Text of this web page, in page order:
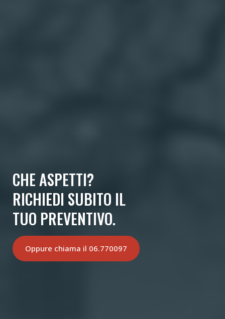
CHE ASPETTI?
RICHIEDI SUBITO IL
TUO PREVENTIVO.
Oppure chiama il 06.770097